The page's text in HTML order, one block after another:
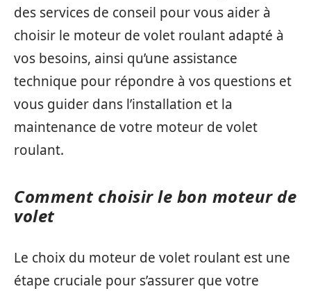
des services de conseil pour vous aider à
choisir le moteur de volet roulant adapté à
vos besoins, ainsi qu’une assistance
technique pour répondre à vos questions et
vous guider dans l’installation et la
maintenance de votre moteur de volet
roulant.
Comment choisir le bon moteur de
volet
Le choix du moteur de volet roulant est une
étape cruciale pour s’assurer que votre